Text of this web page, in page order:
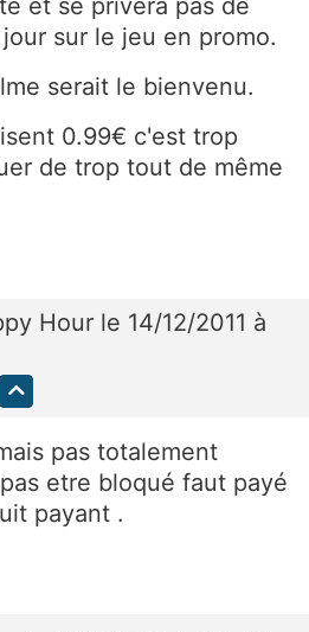
sur le jeu en promo.
serait le bienvenu.
0.99€ c'est trop
de trop tout de même
Hour le 14/12/2011 à
pas totalement
etre bloqué faut payé
payant .